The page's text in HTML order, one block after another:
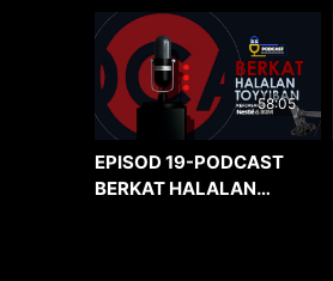
58:05
EPISOD 19-PODCAST
BERKAT HALALAN